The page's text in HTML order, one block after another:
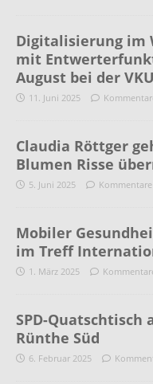
Digitalisierung im
mit
August bei der VKU
11. Juni 2025
Claudia Röttger
Blumen Risse
5. Juni 2025
Mobiler
im Treff
1. März 2025
SPD-Quatschtisch
Rünthe Süd
6. Februar 2025